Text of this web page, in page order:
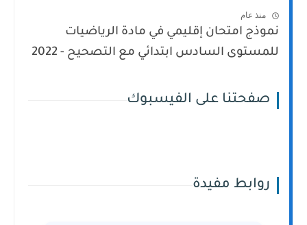
منذ عام
نموذج امتحان إقليمي في مادة الرياضيات
للمستوى السادس ابتدائي مع التصحيح - 2022
صفحتنا على الفيسبوك
روابط مفيدة